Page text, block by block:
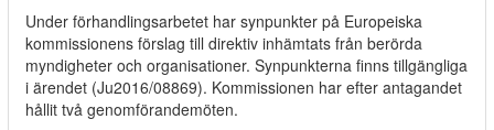
Under förhandlingsarbetet har synpunkter på Europeiska
kommissionens förslag till direktiv inhämtats från berörda
myndigheter och organisationer. Synpunkterna finns tillgängliga
i ärendet (Ju2016/08869). Kommissionen har efter antagandet
hållit två genomförandemöten.